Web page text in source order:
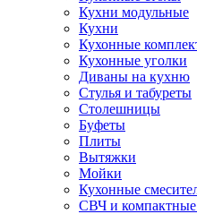
Кухни модульные
Кухни
Кухонные
Кухонные уголки
Диваны на кухню
Стулья и табуреты
Столешницы
Буфеты
Плиты
Вытяжки
Мойки
Кухонные
СВЧ и